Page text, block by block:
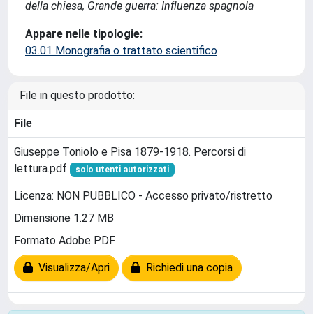
della chiesa, Grande guerra: Influenza spagnola
Appare nelle tipologie:
03.01 Monografia o trattato scientifico
File in questo prodotto:
File
Giuseppe Toniolo e Pisa 1879-1918. Percorsi di
lettura.pdf
solo utenti autorizzati
Licenza: NON PUBBLICO - Accesso privato/ristretto
Dimensione 1.27 MB
Formato Adobe PDF
Visualizza/Apri Richiedi una copia